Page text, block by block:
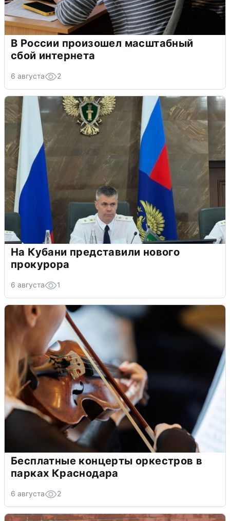
В России произошел масштабный
сбой интернета
6 августа 2
На Кубани представили нового
прокурора
6 августа 1
Бесплатные концерты оркестров в
парках Краснодара
6 августа 2